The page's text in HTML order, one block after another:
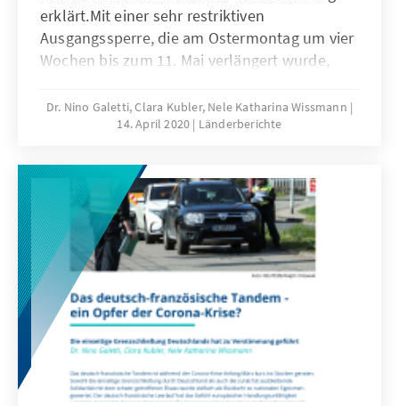
erklärt.Mit einer sehr restriktiven
Ausgangssperre, die am Ostermontag um vier
Wochen bis zum 11. Mai verlängert wurde,
Ausbreitung zu verlangsamen. Die politische
Entscheidung für eine erhebliche
sich Staatspräsident Emmanuel Macron auch
angesichts der im März angesetzten
Kommunalwahlen nicht leichtgemacht.
Obwohl gerade im wirtschaftlichen Bereich
großangelegte Hilfspakete geschnürt wurden,
stehen Macron und die Regierung bei
Opposition und Medien zunehmend in der
Kritik. Die Krisenkommunikation der
Entscheidungsträger wird von vielen
Franzosen nicht verstanden. Daneben wird
den Franzosen schmerzhaft bewusst, dass
Dr. Nino Galetti, Clara Kubler, Nele Katharina Wissmann
14. April 2020
Länderberichte